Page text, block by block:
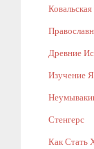
Ковальская
Древние
Изучение
Стенгерс
Как Стать